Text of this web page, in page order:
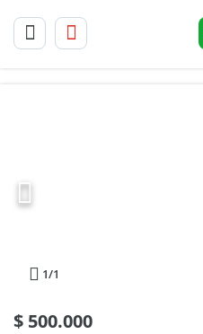
1/1
$ 500.000